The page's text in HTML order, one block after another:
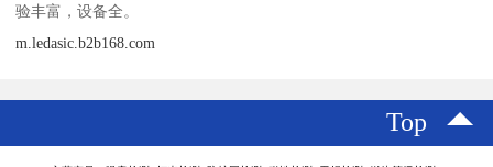
验丰富，设备全。
m.ledasic.b2b168.com
Top